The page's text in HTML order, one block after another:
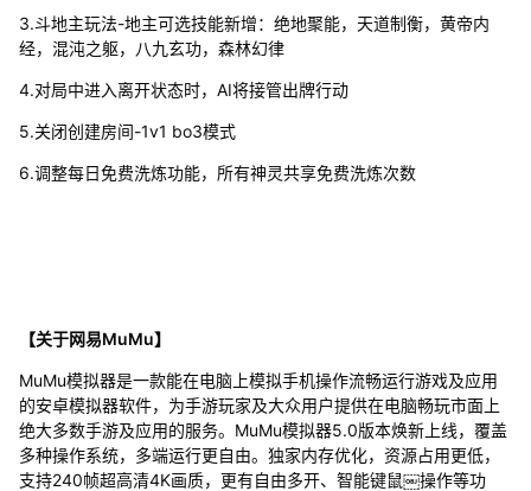
3.斗地主玩法-地主可选技能新增：绝地聚能，天道制衡，黄帝内
经，混沌之躯，八九玄功，森林幻律
4.对局中进入离开状态时，AI将接管出牌行动
5.关闭创建房间-1v1 bo3模式
6.调整每日免费洗炼功能，所有神灵共享免费洗炼次数
【关于网易MuMu】
MuMu模拟器是一款能在电脑上模拟手机操作流畅运行游戏及应用
的安卓模拟器软件，为手游玩家及大众用户提供在电脑畅玩市面上
绝大多数手游及应用的服务。MuMu模拟器5.0版本焕新上线，覆盖
多种操作系统，多端运行更自由。独家内存优化，资源占用更低，
支持240帧超高清4K画质，更有自由多开、智能键鼠￼操作等功